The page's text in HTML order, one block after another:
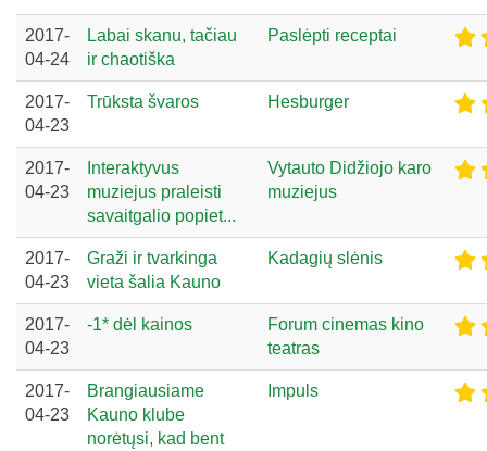
2017-
04-24
Labai skanu, tačiau
ir chaotiška
Paslėpti receptai
2017-
04-23
Trūksta švaros Hesburger
2017-
04-23
Interaktyvus
muziejus praleisti
savaitgalio popiet...
Vytauto Didžiojo karo
muziejus
2017-
04-23
Graži ir tvarkinga
vieta šalia Kauno
Kadagių slėnis
2017-
04-23
-1* dėl kainos
Forum cinemas kino
teatras
2017-
04-23
Brangiausiame
Kauno klube
norėtųsi, kad bent
Impuls